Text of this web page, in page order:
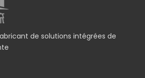
de solutions intégrées de